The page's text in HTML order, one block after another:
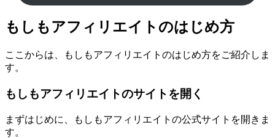
もしもアフィリエイトのはじめ方
ここからは、もしもアフィリエイトのはじめ方をご紹介しま
す。
もしもアフィリエイトのサイトを開く
まずはじめに、もしもアフィリエイトの公式サイトを開きま
す。